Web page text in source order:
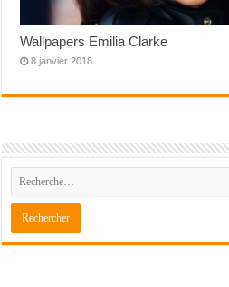
Wallpapers Emilia Clarke
8 janvier 2018